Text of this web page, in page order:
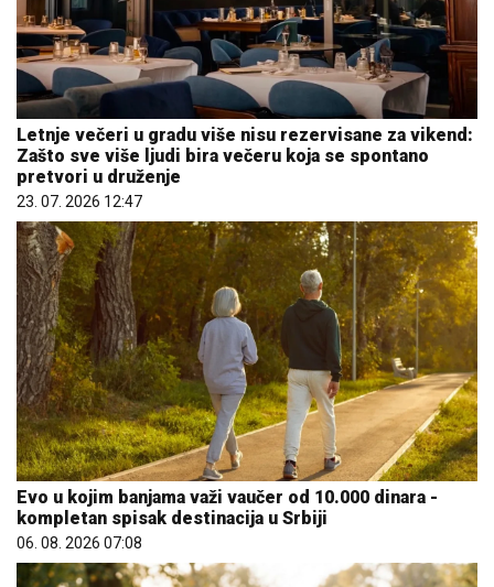
Letnje večeri u gradu više nisu rezervisane za vikend:
Zašto sve više ljudi bira večeru koja se spontano
pretvori u druženje
23. 07. 2026 12:47
Evo u kojim banjama važi vaučer od 10.000 dinara -
kompletan spisak destinacija u Srbiji
06. 08. 2026 07:08